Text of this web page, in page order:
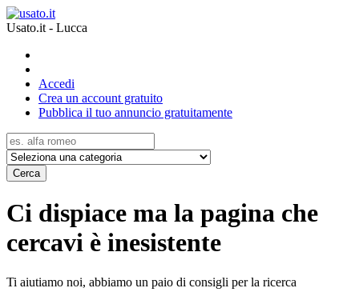
Usato.it - Lucca
Accedi
Crea un account gratuito
Pubblica il tuo annuncio gratuitamente
Cerca
Ci dispiace ma la pagina che
cercavi è inesistente
Ti aiutiamo noi, abbiamo un paio di consigli per la ricerca